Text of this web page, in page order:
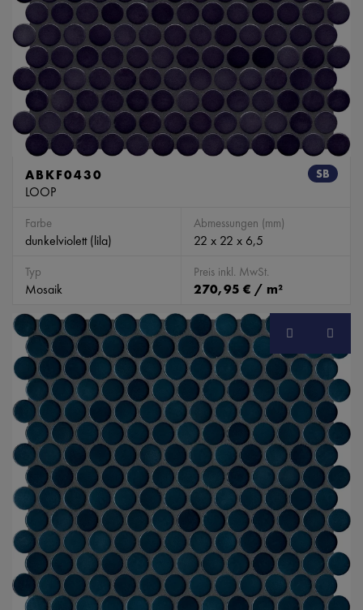
SB
ABKF0430
LOOP
Farbe
dunkelviolett (lila)
Abmessungen (mm)
22 x 22 x 6,5
Typ
Mosaik
Preis inkl. MwSt.
270,95 € / m²